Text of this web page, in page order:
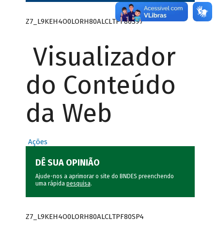
Z7_L9KEH4O0LORH80ALCLTPF80S97
Visualizador
do Conteúdo
da Web
Ações
DÊ SUA OPINIÃO
Ajude-nos a aprimorar o site do BNDES preenchendo
uma rápida pesquisa.
Z7_L9KEH4O0LORH80ALCLTPF80SP4